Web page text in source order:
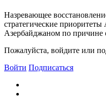
Назревающее
стратегические
Азербайджаном по причине
Пожалуйста, войдите или
Войти Подписаться